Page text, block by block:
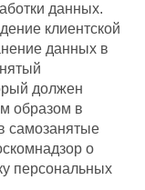
данных.
клиентской
данных в
должен
образом в
самозанятые
о
персональных